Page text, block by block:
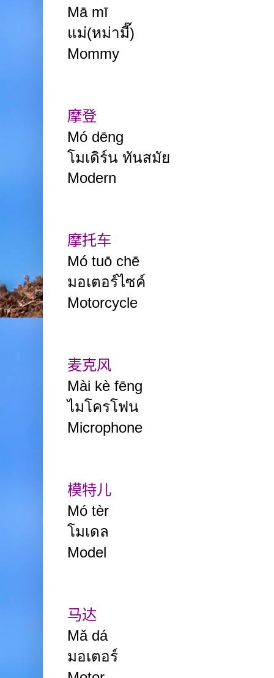
Mā mī
แม่(หม่ามี๊)
Mommy
摩登
Mó dēng
โมเดิร์น ทันสมัย
Modern
摩托车
Mó tuō chē
มอเตอร์ไซค์
Motorcycle
麦克风
Mài kè fēng
ไมโครโฟน
Microphone
模特儿
Mó tèr
โมเดล
Model
马达
Mǎ dá
มอเตอร์